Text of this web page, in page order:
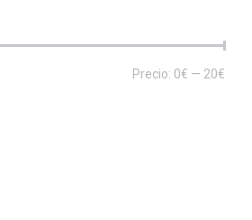
Precio: 0€ — 20€